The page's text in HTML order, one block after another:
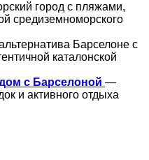
город с пляжами,
средиземноморского
Барселоне с
каталонской
с Барселоной —
и активного отдыха